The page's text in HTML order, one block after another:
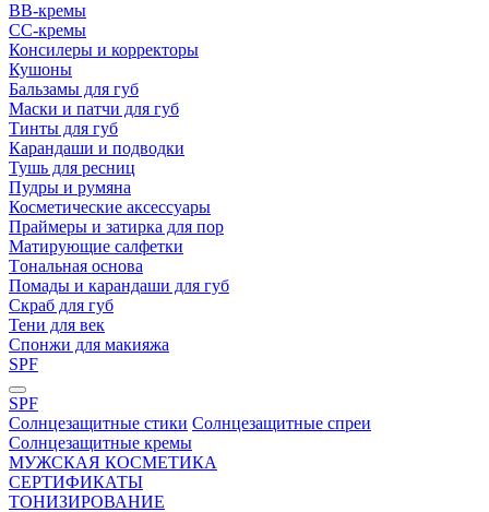
BB-кремы
CC-кремы
Консилеры и корректоры
Кушоны
Бальзамы для губ
Маски и патчи для губ
Тинты для губ
Карандаши и подводки
Тушь для ресниц
Пудры и румяна
Косметические аксессуары
Праймеры и затирка для пор
Матирующие салфетки
Tональная основа
Помады и карандаши для губ
Скраб для губ
Тени для век
Спонжи для макияжа
SPF
SPF
Солнцезащитные стики Солнцезащитные спреи
Солнцезащитные кремы
МУЖСКАЯ КОСМЕТИКА
СЕРТИФИКАТЫ
ТОНИЗИРОВАНИЕ